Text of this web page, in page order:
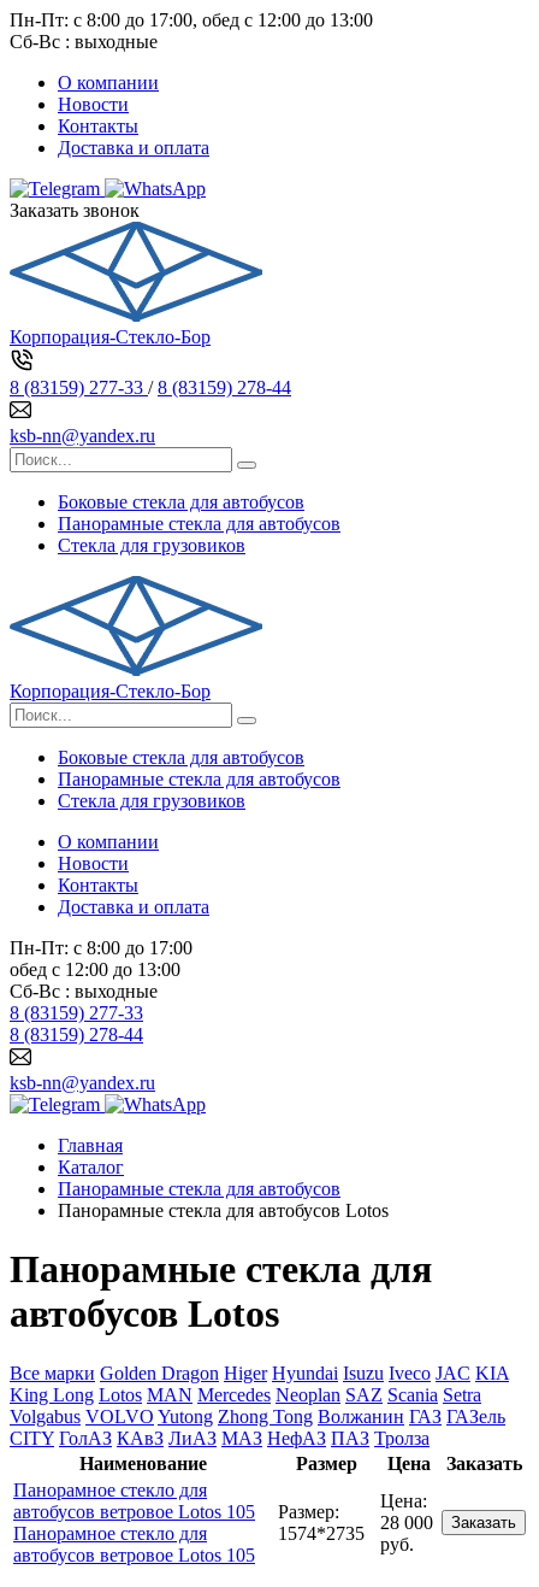
Пн-Пт: с 8:00 до 17:00, обед с 12:00 до 13:00
Сб-Вс : выходные
О компании
Новости
Контакты
Доставка и оплата
Заказать звонок
Корпорация-Стекло-Бор
8 (83159) 277-33 /8 (83159) 278-44
ksb-nn@yandex.ru
Боковые стекла для автобусов
Панорамные стекла для автобусов
Стекла для грузовиков
Корпорация-Стекло-Бор
Боковые стекла для автобусов
Панорамные стекла для автобусов
Стекла для грузовиков
О компании
Новости
Контакты
Доставка и оплата
Пн-Пт: с 8:00 до 17:00
обед с 12:00 до 13:00
Сб-Вс : выходные
8 (83159) 277-33
8 (83159) 278-44
ksb-nn@yandex.ru
Главная
Каталог
Панорамные стекла для автобусов
Панорамные стекла для автобусов Lotos
Панорамные стекла для
автобусов Lotos
Все марки Golden Dragon Higer Hyundai Isuzu Iveco JAC KIA
King Long Lotos MAN Mercedes Neoplan SAZ Scania Setra
Volgabus VOLVO Yutong Zhong Tong Волжанин ГАЗ ГАЗель
CITY ГолАЗ КАвЗ ЛиАЗ МАЗ НефАЗ ПАЗ Тролза
Наименование
Размер Цена
Заказать
Панорамное стекло для
автобусов ветровое Lotos 105
Панорамное стекло для
автобусов ветровое Lotos 105
Размер:
1574*2735
Цена:
28 000
руб.
Заказать